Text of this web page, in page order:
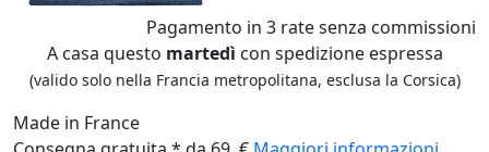
Pagamento in 3 ratesenza commissioni
A casa questo martedì con spedizione espressa
(valido solo nella Francia metropolitana, esclusa la Corsica)
Made in France